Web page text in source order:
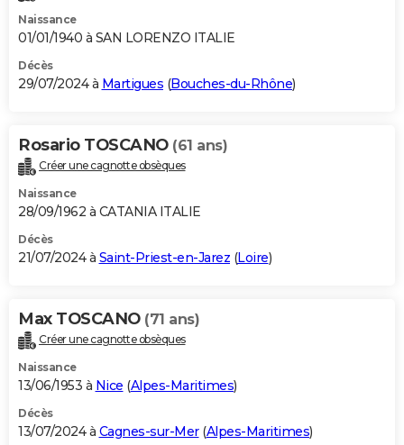
Naissance
01/01/1940 à SAN LORENZO ITALIE
Décès
29/07/2024 à Martigues (Bouches-du-Rhône)
Rosario TOSCANO (61 ans)
Créer une cagnotte obsèques
Naissance
28/09/1962 à CATANIA ITALIE
Décès
21/07/2024 à Saint-Priest-en-Jarez (Loire)
Max TOSCANO (71 ans)
Créer une cagnotte obsèques
Naissance
13/06/1953 à Nice (Alpes-Maritimes)
Décès
13/07/2024 à Cagnes-sur-Mer(Alpes-Maritimes)